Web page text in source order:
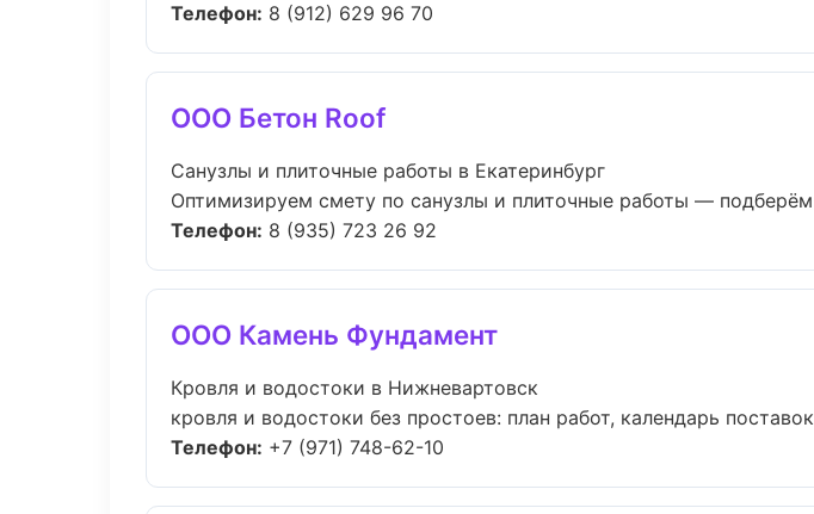
Телефон: 8 (912) 629 96 70
ООО Бетон Roof
Санузлы и плиточные работы в Екатеринбург
Оптимизируем смету по санузлы и плиточные работы —
Телефон: 8 (935) 723 26 92
ООО Камень Фундамент
Кровля и водостоки в Нижневартовск
кровля и водостоки без простоев: план работ, календарь
Телефон: +7 (971) 748-62-10